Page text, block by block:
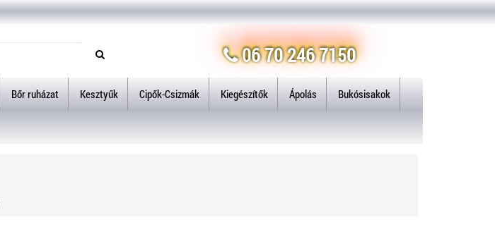
06 70 246 7150
Bőr ruházat Kesztyűk Cipők-Csizmák Kiegészítők Ápolás Bukósisakok